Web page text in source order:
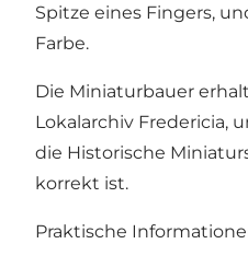
Spitze eines Fingers,
Farbe.
Die Miniaturbauer
Lokalarchiv Fredericia,
die Historische
korrekt ist.
Praktische